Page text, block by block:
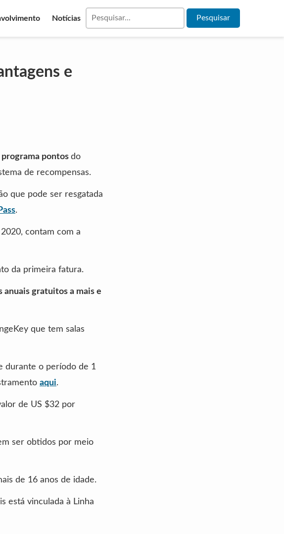
Notícias
e
programa pontos do
de recompensas.
que pode ser resgatada
.
contam com a
da primeira fatura.
anuais gratuitos a mais e
que tem salas
durante o período de 1
aqui.
de US $32 por
ser obtidos por meio
de 16 anos de idade.
está vinculada à Linha